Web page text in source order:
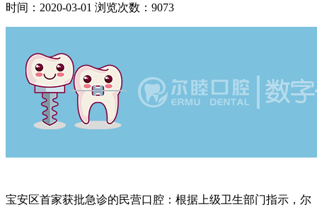
时间：2020-03-01 浏览次数：9073
宝安区首家获批急诊的民营口腔：根据上级卫生部门指示，尔